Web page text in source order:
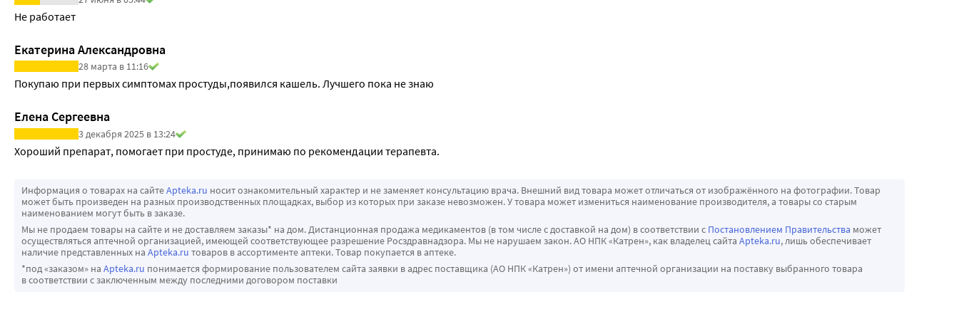
Не работает
Екатерина Александровна
28 марта в 11:16
Покупаю при первых симптомах простуды,появился кашель. Лучшего пока не знаю
Елена Сергеевна
3 декабря 2025 в 13:24
Хороший препарат, помогает при простуде, принимаю по рекомендации терапевта.
Информация о товарах на сайтеApteka.ru носит ознакомительный характер и не заменяет консультацию врача. Внешний вид товара может отличаться от изображённого на фотографии. Товар
может быть произведен на разных производственных площадках, выбор из которых при заказе невозможен. У товара может измениться наименование производителя, а товары со старым
наименованием могут быть в заказе.
Мы не продаем товары на сайте и не доставляем заказы* на дом. Дистанционная продажа медикаментов (в том числе с доставкой на дом) в соответствии с Постановлением Правительства может
осуществляться аптечной организацией, имеющей соответствующее разрешение Росздравнадзора. Мы не нарушаем закон. АО НПК «Катрен», как владелец сайта Apteka.ru, лишь обеспечивает
наличие представленных на Apteka.ru товаров в ассортименте аптеки. Товар покупается в аптеке.
*под «заказом» на Apteka.ru понимается формирование пользователем сайта заявки в адрес поставщика (АО НПК «Катрен») от имени аптечной организации на поставку выбранного товара
в соответствии с заключенным между последними договором поставки